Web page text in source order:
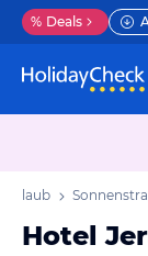
% Deals
Urlaub
Hotel